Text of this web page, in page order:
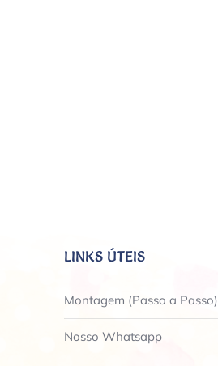
LINKS ÚTEIS
Montagem (Passo a Passo)
Nosso Whatsapp